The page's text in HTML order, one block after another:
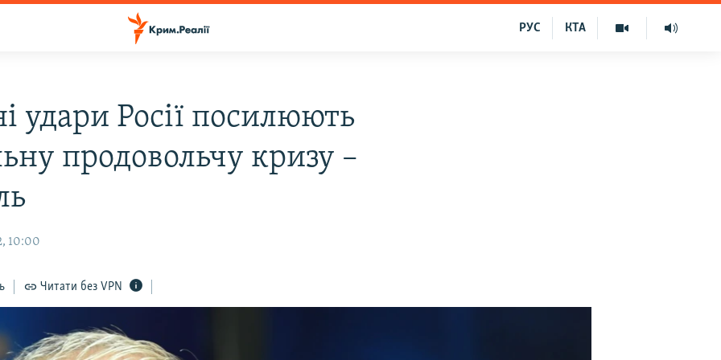
КТА
РУС
удари Росії посилюють
продовольчу кризу –
10:00
Читати без VPN